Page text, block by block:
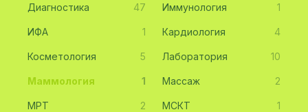
Диагностика 47 Иммунология 1
ИФА 1 Кардиология 4
Косметология 5 Лаборатория 10
Маммология 1 Массаж 2
МРТ 2 МСКТ 1